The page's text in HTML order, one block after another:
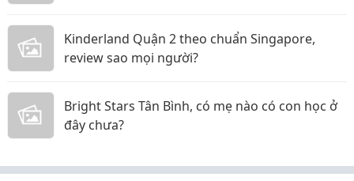
Kinderland Quận 2 theo chuẩn Singapore,
review sao mọi người?
Bright Stars Tân Bình, có mẹ nào có con học ở
đây chưa?